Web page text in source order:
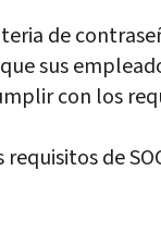
de
sus
con los
de